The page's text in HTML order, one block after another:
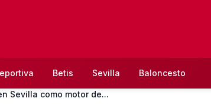
Betis Sevilla Baloncesto
Sevilla como motor de...